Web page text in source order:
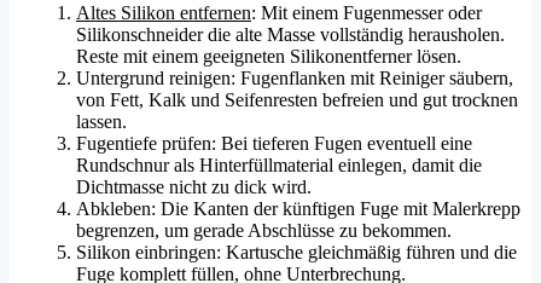
Altes Silikon entfernen: Mit einem Fugenmesser oder
Silikonschneider die alte Masse vollständig herausholen.
Reste mit einem geeigneten Silikonentferner lösen.
Untergrund reinigen: Fugenflanken mit Reiniger säubern,
von Fett, Kalk und Seifenresten befreien und gut trocknen
lassen.
Fugentiefe prüfen: Bei tieferen Fugen eventuell eine
Rundschnur als Hinterfüllmaterial einlegen, damit die
Dichtmasse nicht zu dick wird.
Abkleben: Die Kanten der künftigen Fuge mit Malerkrepp
begrenzen, um gerade Abschlüsse zu bekommen.
Silikon einbringen: Kartusche gleichmäßig führen und die
Fuge komplett füllen, ohne Unterbrechung.